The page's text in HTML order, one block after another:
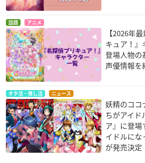
話題 アニメ
【2026年
キュア！』
登場人物の
声優情報を
オタ活・推し活 ニュース
妖精のココ
ちがアイド
ア』に登場
イドルにな
が発売決定